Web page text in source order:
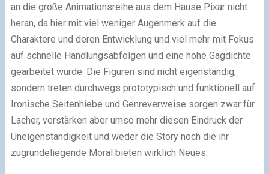
an die große Animationsreihe aus dem Hause Pixar nicht
heran, da hier mit viel weniger Augenmerk auf die
Charaktere und deren Entwicklung und viel mehr mit Fokus
auf schnelle Handlungsabfolgen und eine hohe Gagdichte
gearbeitet wurde. Die Figuren sind nicht eigenständig,
sondern treten durchwegs prototypisch und funktionell auf.
Ironische Seitenhiebe und Genreverweise sorgen zwar für
Lacher, verstärken aber umso mehr diesen Eindruck der
Uneigenständigkeit und weder die Story noch die ihr
zugrundeliegende Moral bieten wirklich Neues.